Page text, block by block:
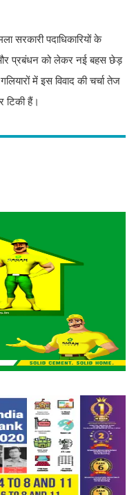
सरकारी पदाधिकारियों के
प्रबंधन को लेकर नई बहस छेड़
में इस विवाद की चर्चा तेज
टिकी हैं।